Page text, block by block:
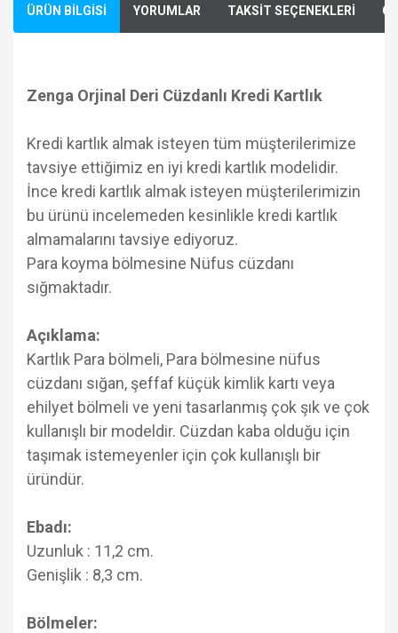
ÜRÜN BİLGİSİ YORUMLAR TAKSİT SEÇENEKLERİ
Zenga Orjinal Deri Cüzdanlı Kredi Kartlık
Kredi kartlık almak isteyen tüm müşterilerimize
tavsiye ettiğimiz en iyi kredi kartlık modelidir.
İnce kredi kartlık almak isteyen müşterilerimizin
bu ürünü incelemeden kesinlikle kredi kartlık
almamalarını tavsiye ediyoruz.
Para koyma bölmesine Nüfus cüzdanı
sığmaktadır.
Açıklama:
Kartlık Para bölmeli, Para bölmesine nüfus
cüzdanı sığan, şeffaf küçük kimlik kartı veya
ehilyet bölmeli ve yeni tasarlanmış çok şık ve çok
kullanışlı bir modeldir. Cüzdan kaba olduğu için
taşımak istemeyenler için çok kullanışlı bir
üründür.
Ebadı:
Uzunluk : 11,2 cm.
Genişlik : 8,3 cm.
Bölmeler: